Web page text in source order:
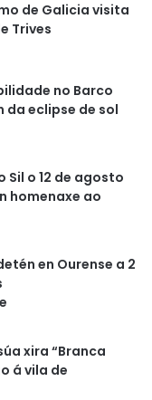
de Galicia visita
Trives
no Barco
da eclipse de sol
Sil o 12 de agosto
homenaxe ao
en Ourense a 2
xira “Branca
á vila de